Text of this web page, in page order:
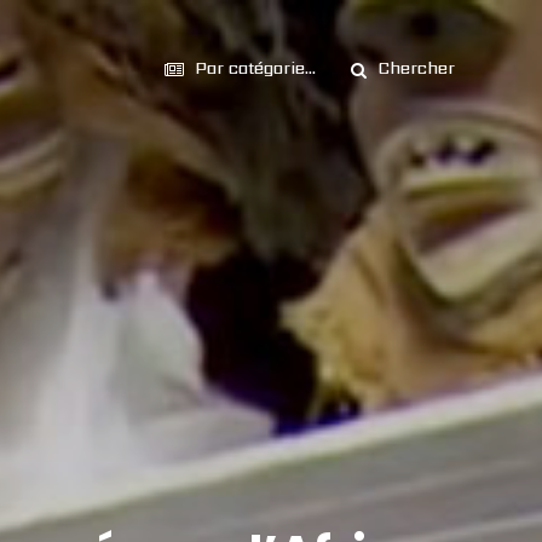
Par catégorie... Chercher